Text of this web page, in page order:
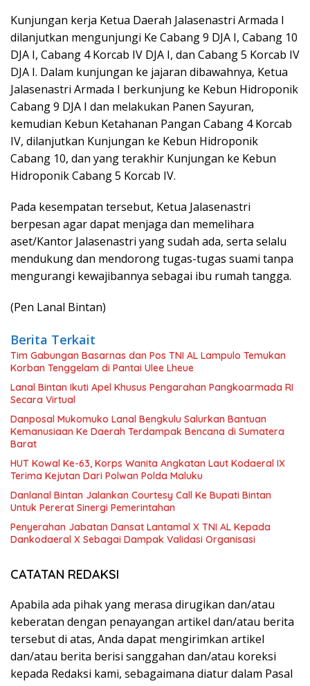
Kunjungan kerja Ketua Daerah Jalasenastri Armada I
dilanjutkan mengunjungi Ke Cabang 9 DJA I, Cabang 10
DJA I, Cabang 4 Korcab IV DJA I, dan Cabang 5 Korcab IV
DJA I. Dalam kunjungan ke jajaran dibawahnya, Ketua
Jalasenastri Armada I berkunjung ke Kebun Hidroponik
Cabang 9 DJA I dan melakukan Panen Sayuran,
kemudian Kebun Ketahanan Pangan Cabang 4 Korcab
IV, dilanjutkan Kunjungan ke Kebun Hidroponik
Cabang 10, dan yang terakhir Kunjungan ke Kebun
Hidroponik Cabang 5 Korcab IV.
Pada kesempatan tersebut, Ketua Jalasenastri
berpesan agar dapat menjaga dan memelihara
aset/Kantor Jalasenastri yang sudah ada, serta selalu
mendukung dan mendorong tugas-tugas suami tanpa
mengurangi kewajibannya sebagai ibu rumah tangga.
(Pen Lanal Bintan)
Berita Terkait
Tim Gabungan Basarnas dan Pos TNI AL Lampulo Temukan
Korban Tenggelam di Pantai Ulee Lheue
Lanal Bintan Ikuti Apel Khusus Pengarahan Pangkoarmada RI
Secara Virtual
Danposal Mukomuko Lanal Bengkulu Salurkan Bantuan
Kemanusiaan Ke Daerah Terdampak Bencana di Sumatera
Barat
HUT Kowal Ke-63, Korps Wanita Angkatan Laut Kodaeral IX
Terima Kejutan Dari Polwan Polda Maluku
Danlanal Bintan Jalankan Courtesy Call Ke Bupati Bintan
Untuk Pererat Sinergi Pemerintahan
Penyerahan Jabatan Dansat Lantamal X TNI AL Kepada
Dankodaeral X Sebagai Dampak Validasi Organisasi
CATATAN REDAKSI
Apabila ada pihak yang merasa dirugikan dan/atau
keberatan dengan penayangan artikel dan/atau berita
tersebut di atas, Anda dapat mengirimkan artikel
dan/atau berita berisi sanggahan dan/atau koreksi
kepada Redaksi kami, sebagaimana diatur dalam Pasal